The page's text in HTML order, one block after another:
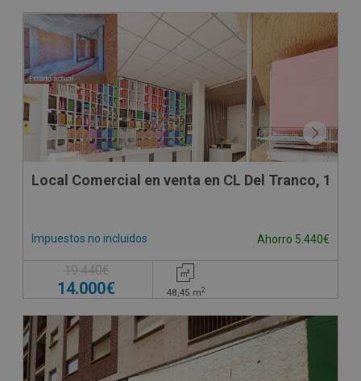
Local Comercial en venta en CL Del Tranco, 1
Impuestos no incluidos Ahorro 5.440€
19.440€
14.000€ 48,45 m2
SUJETO A IVA